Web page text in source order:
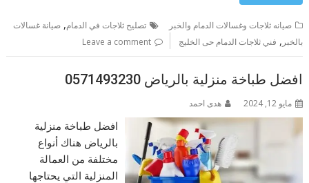
صيانه ثلاجات وغسالات الدمام والخبر تصليح ثلاجات في الدمام,صيانة غسالات
بالخبر , فني ثلاجات الدمام حى الخليج Leave a comment
افضل طباخة منزلية بالرياض 0571493230
مايو 12, 2024 هدى احمد
افضل طباخة منزلية
بالرياض هناك أنواع
مختلفة من العمالة
المنزلية التي يحتاجها